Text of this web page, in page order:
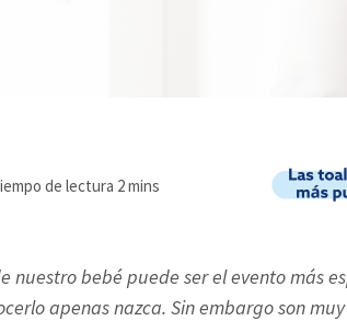
nuestro bebé puede ser el evento más
apenas nazca. Sin embargo son